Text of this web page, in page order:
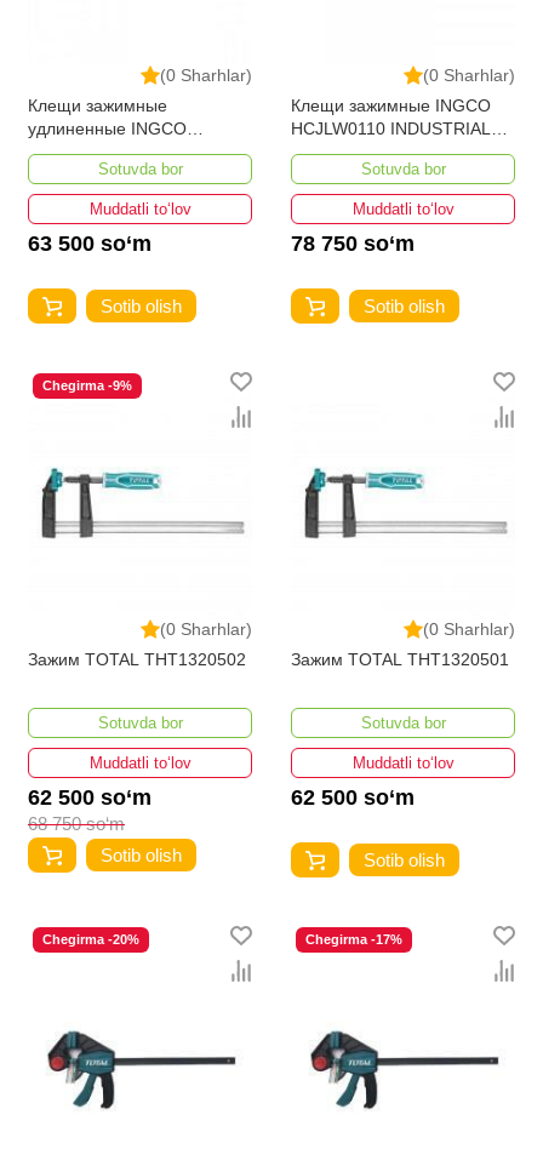
(0 Sharhlar)
Клещи зажимные
удлиненные INGCO
HLNP0209 250мм
Sotuvda bor
Muddatli to‘lov
63 500 so‘m
Sotib olish
(0 Sharhlar)
Клещи зажимные INGCO
HCJLW0110 INDUSTRIAL
250 мм
Sotuvda bor
Muddatli to‘lov
78 750 so‘m
Sotib olish
(0 Sharhlar)
Chegirma -9%
Зажим TOTAL THT1320502
Sotuvda bor
Muddatli to‘lov
62 500 so‘m
68 750 so‘m
Sotib olish
(0 Sharhlar)
Зажим TOTAL THT1320501
Sotuvda bor
Muddatli to‘lov
62 500 so‘m
Sotib olish
Chegirma -20% Chegirma -17%